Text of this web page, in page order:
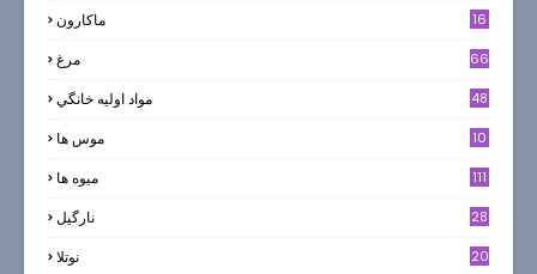
ماکارون 16
مرغ 66
مواد اوليه خانگي 48
موس ها 10
میوه ها 111
نارگيل 28
نوتلا 20